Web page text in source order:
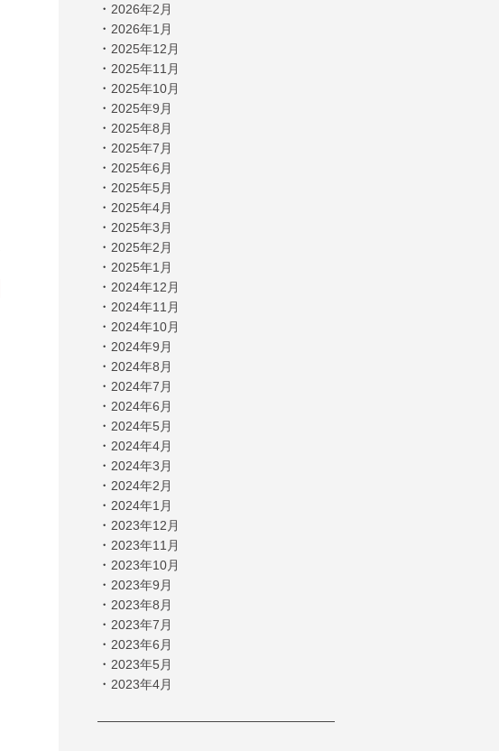
・ 2026年2月
・ 2026年1月
・ 2025年12月
・ 2025年11月
・ 2025年10月
・ 2025年9月
・ 2025年8月
・ 2025年7月
・ 2025年6月
・ 2025年5月
・ 2025年4月
・ 2025年3月
・ 2025年2月
・ 2025年1月
・ 2024年12月
・ 2024年11月
・ 2024年10月
・ 2024年9月
・ 2024年8月
・ 2024年7月
・ 2024年6月
・ 2024年5月
・ 2024年4月
・ 2024年3月
・ 2024年2月
・ 2024年1月
・ 2023年12月
・ 2023年11月
・ 2023年10月
・ 2023年9月
・ 2023年8月
・ 2023年7月
・ 2023年6月
・ 2023年5月
・ 2023年4月